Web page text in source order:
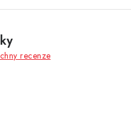
recenze